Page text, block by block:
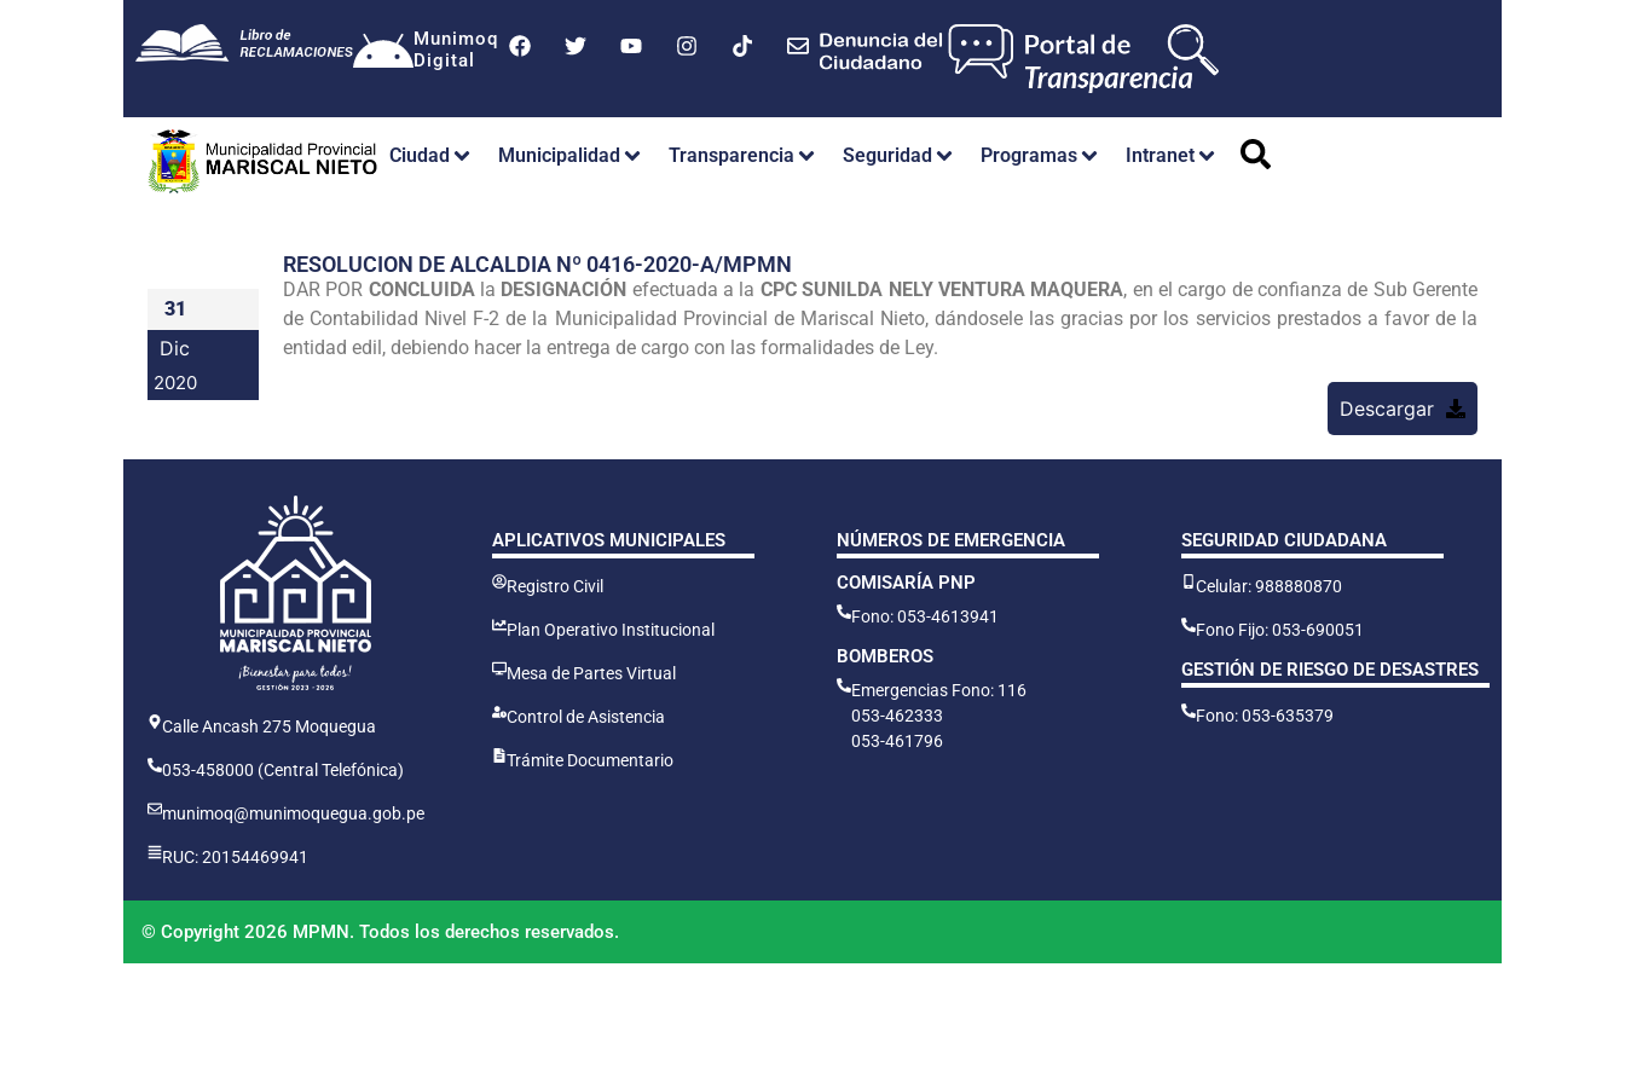
Munimoq
Digital
Ciudad Municipalidad Transparencia Seguridad Programas Intranet
31
Dic
2020
RESOLUCION DE ALCALDIA Nº 0416-2020-A/MPMN
DAR POR CONCLUIDA la DESIGNACIÓN efectuada a la CPC SUNILDA NELY VENTURA MAQUERA, en el cargo de confianza de Sub Gerente
de Contabilidad Nivel F-2 de la Municipalidad Provincial de Mariscal Nieto, dándosele las gracias por los servicios prestados a favor de la
entidad edil, debiendo hacer la entrega de cargo con las formalidades de Ley.
Descargar
Calle Ancash 275 Moquegua
053-458000 (Central Telefónica)
munimoq@munimoquegua.gob.pe
RUC: 20154469941
APLICATIVOS MUNICIPALES
Registro Civil
Plan Operativo Institucional
Mesa de Partes Virtual
Control de Asistencia
Trámite Documentario
NÚMEROS DE EMERGENCIA
COMISARÍA PNP
Fono: 053-4613941
BOMBEROS
Emergencias Fono: 116
053-462333
053-461796
SEGURIDAD CIUDADANA
Celular: 988880870
Fono Fijo: 053-690051
GESTIÓN DE RIESGO DE DESASTRES
Fono: 053-635379
© Copyright 2026 MPMN. Todos los derechos reservados.